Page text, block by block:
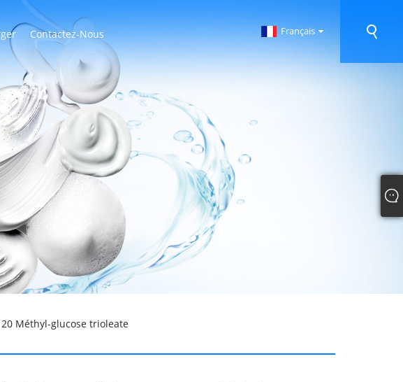
Contactez-Nous Français
Méthyl-glucose trioleate